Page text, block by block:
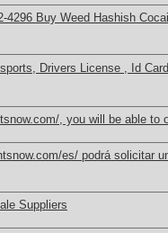
4296 Buy Weed Hashish
Drivers License , Id
, you will be able to
es/ podrá solicitar
Suppliers